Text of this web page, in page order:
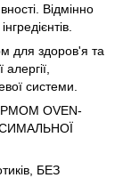
Відмінно
для здоров'я та
системи.
OVEN-
БЕЗ